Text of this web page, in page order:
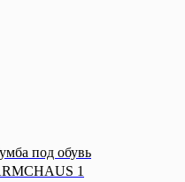
под обувь
1